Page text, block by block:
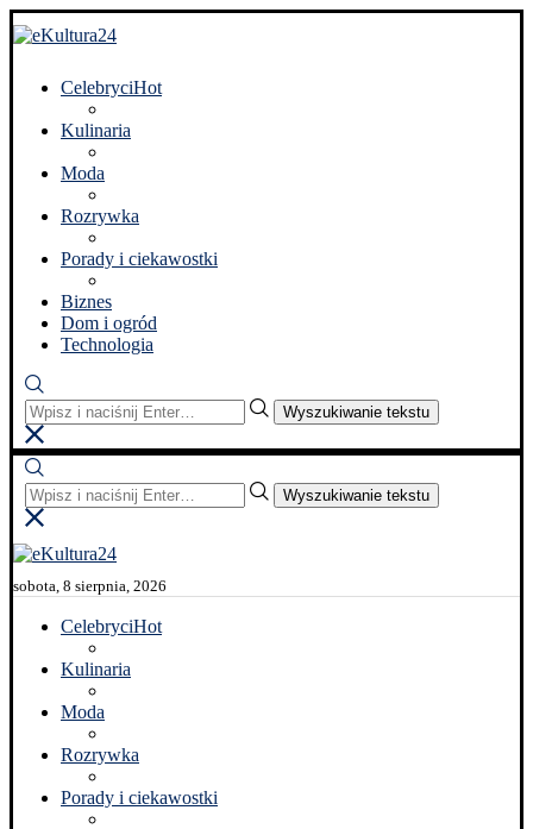
CelebryciHot
Kulinaria
Moda
Rozrywka
Porady i ciekawostki
Biznes
Dom i ogród
Technologia
Wyszukiwanie tekstu
Wyszukiwanie tekstu
sobota, 8 sierpnia, 2026
CelebryciHot
Kulinaria
Moda
Rozrywka
Porady i ciekawostki